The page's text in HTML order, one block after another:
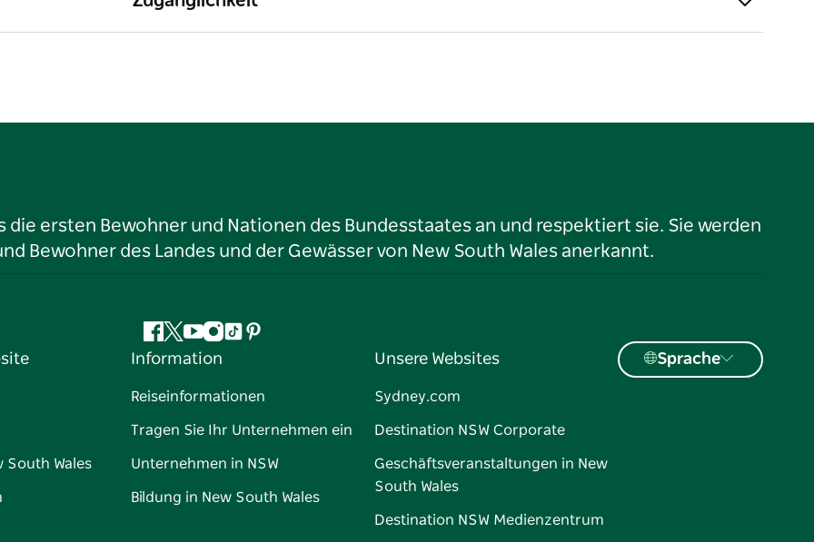
die ersten Bewohner und Nationen des Bundesstaates an und respektiert sie. Sie werden
Bewohner des Landes und der Gewässer von New South Wales anerkannt.
Facebook
Twitter
YouTube
Instagram
TikTokPinterest
South Wales
Information
Reiseinformationen
Tragen Sie Ihr Unternehmen ein
Unternehmen in NSW
Bildung in New South Wales
Unsere Websites
Sydney.com
Destination NSW Corporate
Geschäftsveranstaltungen in New
South Wales
Destination NSW Medienzentrum
Sprache